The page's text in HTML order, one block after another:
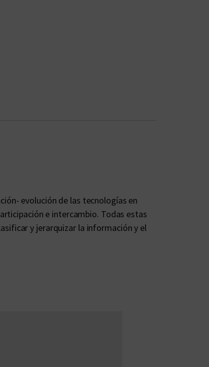
evolución de las tecnologías en
e intercambio. Todas estas
y jerarquizar la información y el